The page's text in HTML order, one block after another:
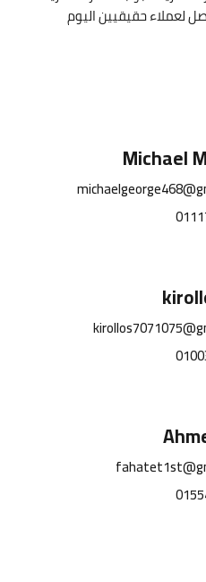
لعملاء حقيقيين اليوم
Michael